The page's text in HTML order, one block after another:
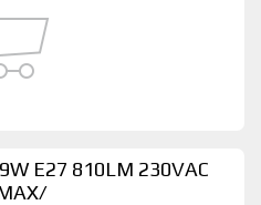
E27 810LM 230VAC